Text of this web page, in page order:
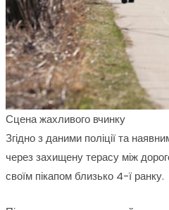
Сцена жахливого вчинку
Згідно з даними поліції та
через захищену терасу між
своїм пікапом близько 4-ї ранку.